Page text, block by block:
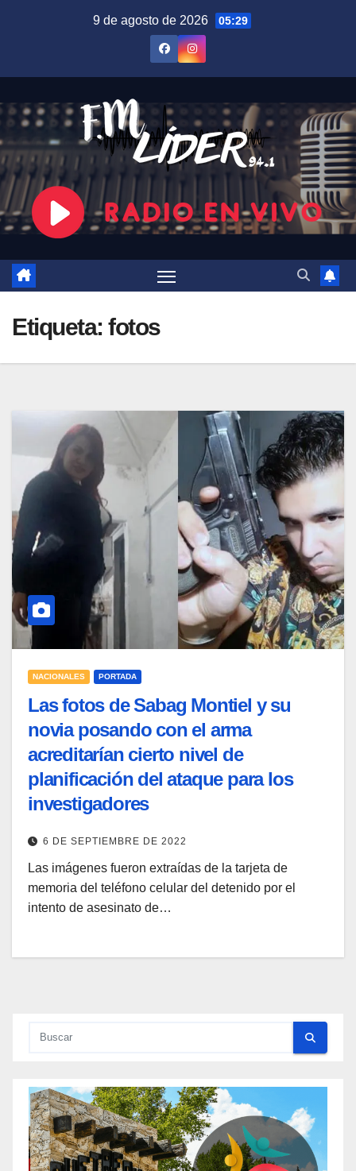
9 de agosto de 2026 05:29
Etiqueta: fotos
NACIONALES PORTADA
Las fotos de Sabag Montiel y su
novia posando con el arma
acreditarían cierto nivel de
planificación del ataque para los
investigadores
6 DE SEPTIEMBRE DE 2022
Las imágenes fueron extraídas de la tarjeta de
memoria del teléfono celular del detenido por el
intento de asesinato de…